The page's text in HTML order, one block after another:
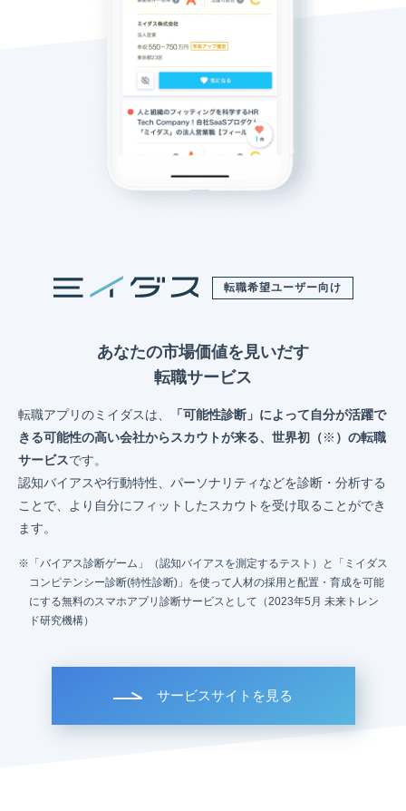
転職希望ユーザー向け
あなたの市場価値を見いだす
転職サービス
転職アプリのミイダスは、
「可能性診断」によって自分が活躍で
きる可能性の高い会社からスカウトが来る、世界初（※ ）の転職
サービスです。
認知バイアスや行動特性、パーソナリティなどを診断・分析する
ことで、より自分にフィットしたスカウトを受け取ることができ
ます。
「バイアス診断ゲーム」（認知バイアスを測定するテスト）と「ミイダス
コンピテンシー診断(特性診断)」を使って人材の採用と配置・育成を可能
にする無料のスマホアプリ診断サービスとして（2023年5月 未来トレン
ド研究機構）
サービスサイトを見る